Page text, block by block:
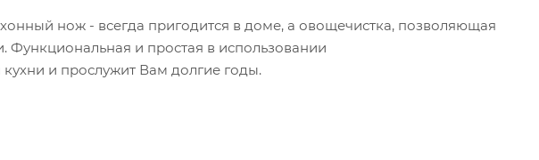
нож - всегда пригодится в доме, а овощечистка, позволяющая
Функциональная и простая в использовании
и прослужит Вам долгие годы.